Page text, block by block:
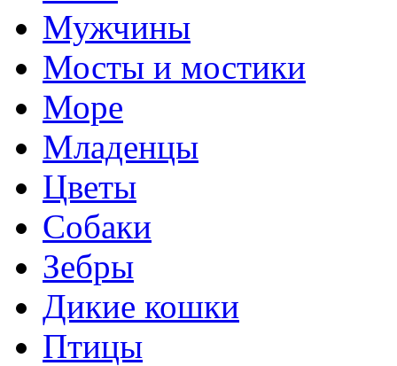
Мужчины
Мосты и мостики
Море
Младенцы
Цветы
Собаки
Зебры
Дикие кошки
Птицы